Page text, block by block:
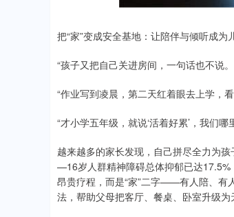
把“家”变成安全基地：让陪伴与倾听成为
“孩子又把自己关进房间，一句话也不说
“作业写到凌晨，第二天红着眼去上学，
“才小学五年级，就说‘活着好累’，我们哪
越来越多的家长发现，自己拼尽全力为
—16岁人群精神障碍总体抑郁已达17.5%
昂贵疗程，而是“家”二字——有人陪、有
法，帮助父母把客厅、餐桌、卧室升级为